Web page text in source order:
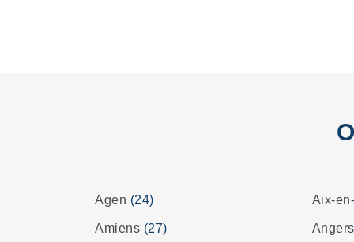
Agen (24) Aix-
Amiens (27)